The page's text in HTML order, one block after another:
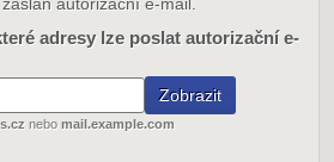
adresy lze poslat autorizační e-
nebo mail.example.com